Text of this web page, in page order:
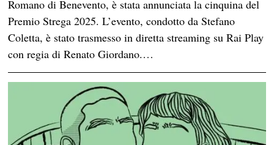
Romano di Benevento, è stata annunciata la cinquina del
Premio Strega 2025. L’evento, condotto da Stefano
Coletta, è stato trasmesso in diretta streaming su Rai Play
con regia di Renato Giordano.…